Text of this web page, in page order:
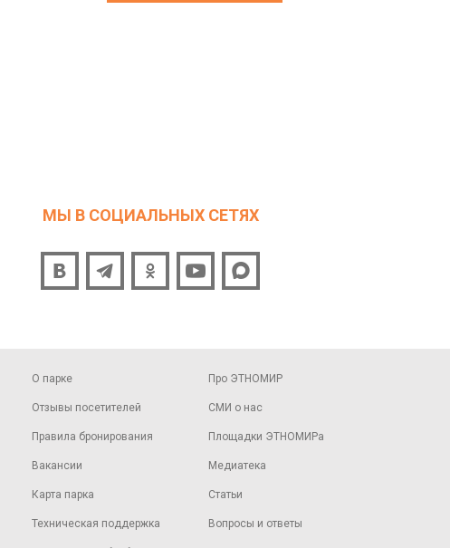
МЫ В СОЦИАЛЬНЫХ СЕТЯХ
О парке
Отзывы посетителей
Правила бронирования
Вакансии
Карта парка
Техническая поддержка
Про ЭТНОМИР
СМИ о нас
Площадки ЭТНОМИРа
Медиатека
Статьи
Вопросы и ответы